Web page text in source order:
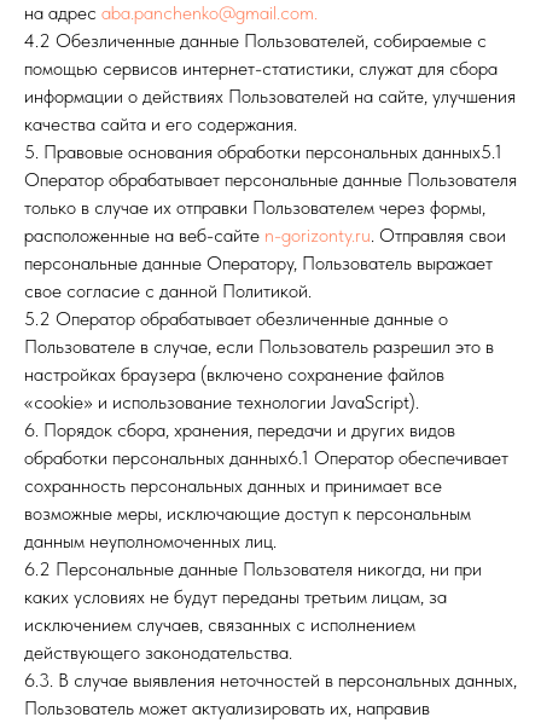
на адрес aba.panchenko@gmail.com.
4.2 Обезличенные данные Пользователей, собираемые с
помощью сервисов интернет-статистики, служат для сбора
информации о действиях Пользователей на сайте, улучшения
качества сайта и его содержания.
5. Правовые основания обработки персональных данных5.1
Оператор обрабатывает персональные данные Пользователя
только в случае их отправки Пользователем через формы,
расположенные на веб-сайте n-gorizonty.ru. Отправляя свои
персональные данные Оператору, Пользователь выражает
свое согласие с данной Политикой.
5.2 Оператор обрабатывает обезличенные данные о
Пользователе в случае, если Пользователь разрешил это в
настройках браузера (включено сохранение файлов
«cookie» и использование технологии JavaScript).
6. Порядок сбора, хранения, передачи и других видов
обработки персональных данных6.1 Оператор обеспечивает
сохранность персональных данных и принимает все
возможные меры, исключающие доступ к персональным
данным неуполномоченных лиц.
6.2 Персональные данные Пользователя никогда, ни при
каких условиях не будут переданы третьим лицам, за
исключением случаев, связанных с исполнением
действующего законодательства.
6.3. В случае выявления неточностей в персональных данных,
Пользователь может актуализировать их, направив